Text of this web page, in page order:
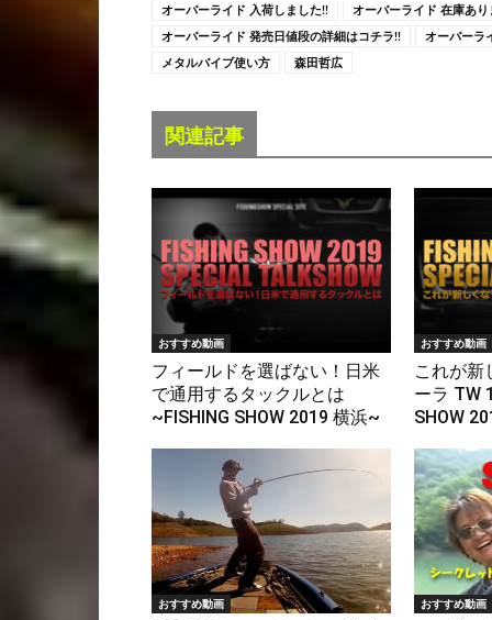
オーバーライド 入荷しました!!
オーバーライド 在庫あり
オーバーライド 発売日値段の詳細はコチラ!!
オーバーラ
メタルバイブ使い方
森田哲広
関連記事
おすすめ動画
フィールドを選ばない！日米
で通用するタックルとは
~FISHING SHOW 2019 横浜~
おすすめ動画
これが新
ーラ TW
SHOW
おすすめ動画 おすすめ動画